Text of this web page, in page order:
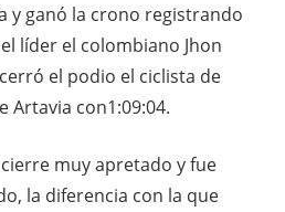
y ganó la crono registrando
líder el colombiano Jhon
el podio el ciclista de
Artavia con1:09:04.
muy apretado y fue
la diferencia con la que